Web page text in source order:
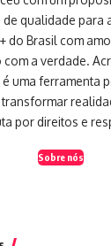
qualidade para
do Brasil com
a verdade.
uma ferramenta
por direitos e
Sobre nós